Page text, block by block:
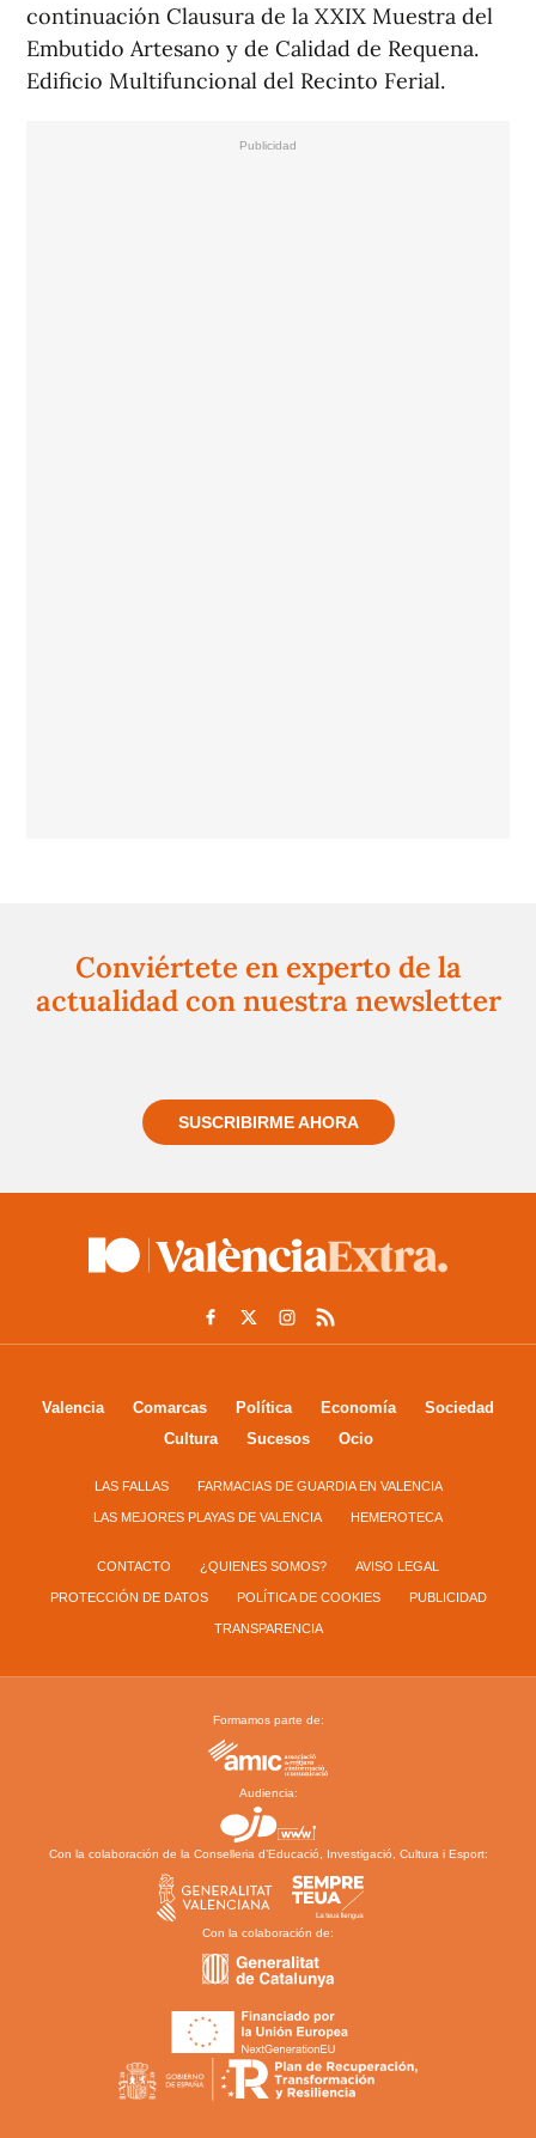
continuación Clausura de la XXIX Muestra del
Embutido Artesano y de Calidad de Requena.
Edificio Multifuncional del Recinto Ferial.
Conviértete en experto de la
actualidad con nuestra newsletter
SUSCRIBIRME AHORA
Valencia Comarcas Política Economía
Sociedad
Cultura
Sucesos Ocio
LAS FALLAS FARMACIAS DE GUARDIA EN VALENCIA
LAS MEJORES PLAYAS DE VALENCIA HEMEROTECA
CONTACTO ¿QUIENES SOMOS? AVISO LEGAL
PROTECCIÓN DE DATOS POLÍTICA DE COOKIES PUBLICIDAD
TRANSPARENCIA
Formamos parte de:
Audiencia:
Con la colaboración de la Conselleria d’Educació, Investigació, Cultura i Esport:
Con la colaboración de: